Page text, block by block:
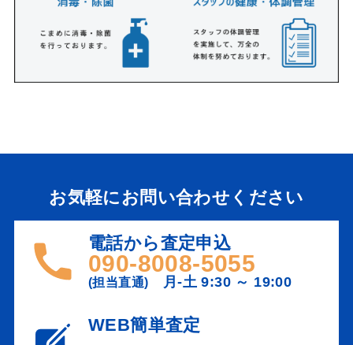
お気軽にお問い合わせください
電話から査定申込
090-8008-5055
(担当直通) 月-土 9:30 ～ 19:00
WEB簡単査定